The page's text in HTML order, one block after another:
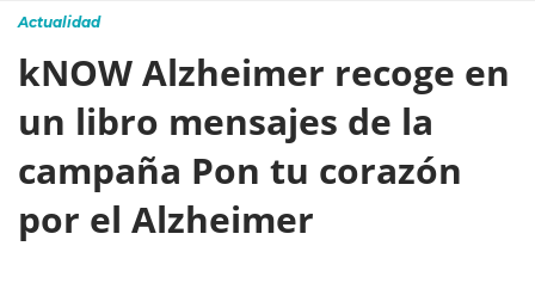
Actualidad
kNOW Alzheimer recoge en
un libro mensajes de la
campaña Pon tu corazón
por el Alzheimer